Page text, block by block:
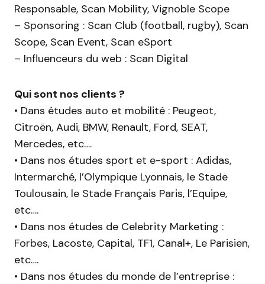
Responsable, Scan Mobility, Vignoble Scope
– Sponsoring : Scan Club (football, rugby), Scan
Scope, Scan Event, Scan eSport
– Influenceurs du web : Scan Digital
Qui sont nos clients ?
• Dans études auto et mobilité : Peugeot,
Citroën, Audi, BMW, Renault, Ford, SEAT,
Mercedes, etc….
• Dans nos études sport et e-sport : Adidas,
Intermarché, l’Olympique Lyonnais, le Stade
Toulousain, le Stade Français Paris, l’Equipe,
etc….
• Dans nos études de Celebrity Marketing :
Forbes, Lacoste, Capital, TF1, Canal+, Le Parisien,
etc….
• Dans nos études du monde de l’entreprise :